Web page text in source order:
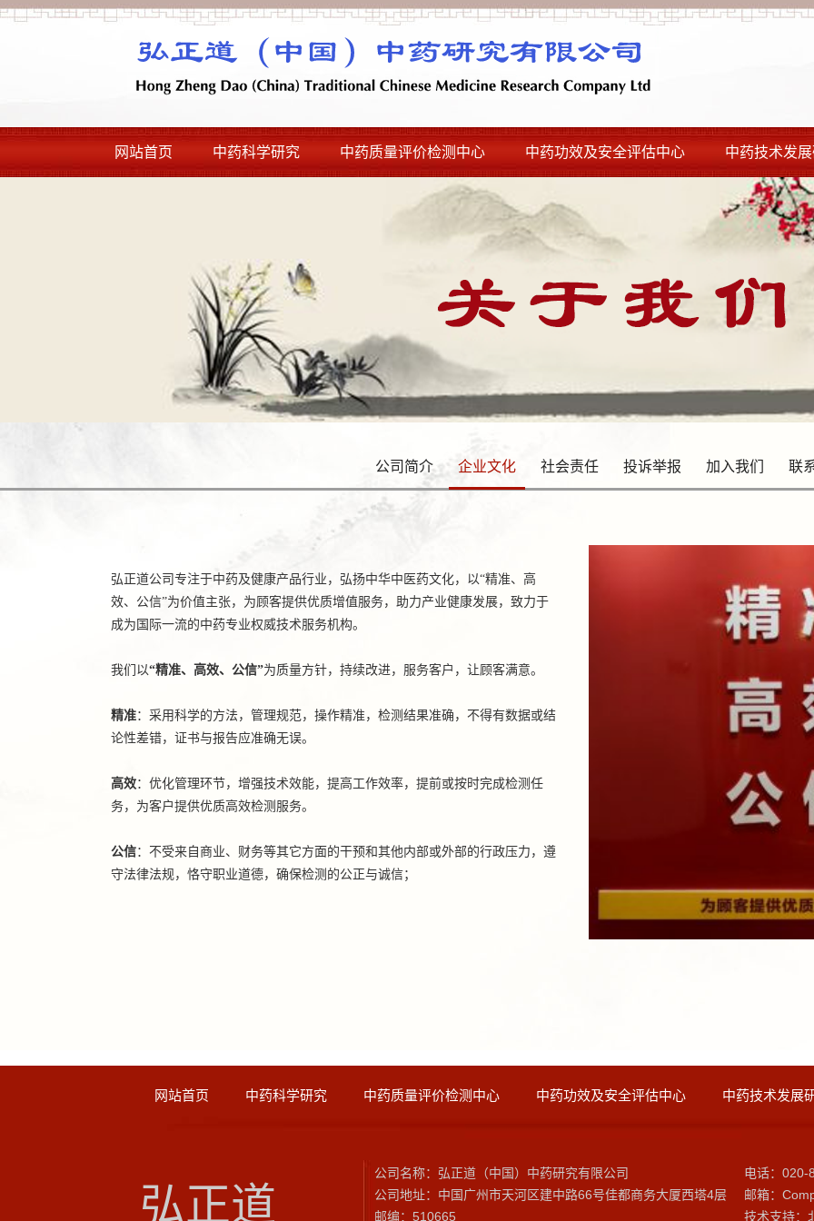
网站首页 中药科学研究 中药质量评价检测中心 中药功效及安全评估中心 中药技术发
公司简介 企业文化 社会责任 投诉举报 加入我们 联
弘正道公司专注于中药及健康产品行业，弘扬中华中医药文化，以“精准、高
效、公信”为价值主张，为顾客提供优质增值服务，助力产业健康发展，致力于
成为国际一流的中药专业权威技术服务机构。
我们以“精准、高效、公信”为质量方针，持续改进，服务客户，让顾客满意。
精准：采用科学的方法，管理规范，操作精准，检测结果准确，不得有数据或结
论性差错，证书与报告应准确无误。
高效：优化管理环节，增强技术效能，提高工作效率，提前或按时完成检测任
务，为客户提供优质高效检测服务。
公信：不受来自商业、财务等其它方面的干预和其他内部或外部的行政压力，遵
守法律法规，恪守职业道德，确保检测的公正与诚信；
网站首页 中药科学研究 中药质量评价检测中心 中药功效及安全评估中心 中药技术发展
弘正道
公司名称：弘正道（中国）中药研究有限公司
公司地址：中国广州市天河区建中路66号佳都商务大厦西塔4层
邮编：510665
电话：020-
邮箱：
技术支持：